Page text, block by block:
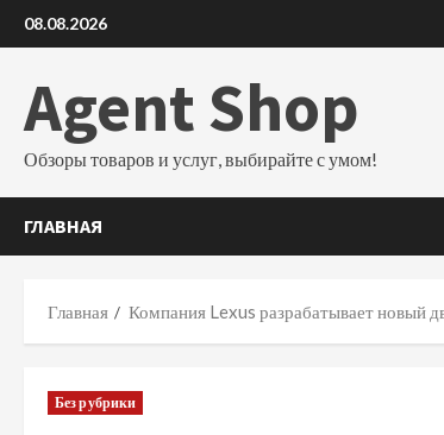
Перейти
к
08.08.2026
Agent Shop
Обзоры товаров и услуг, выбирайте с умом!
ГЛАВНАЯ
Главная Компания Lexus разрабатывает новый
Без рубрики